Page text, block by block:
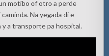
motibo of otro a perde
Na yegada di e
y a transporte pa hospital.